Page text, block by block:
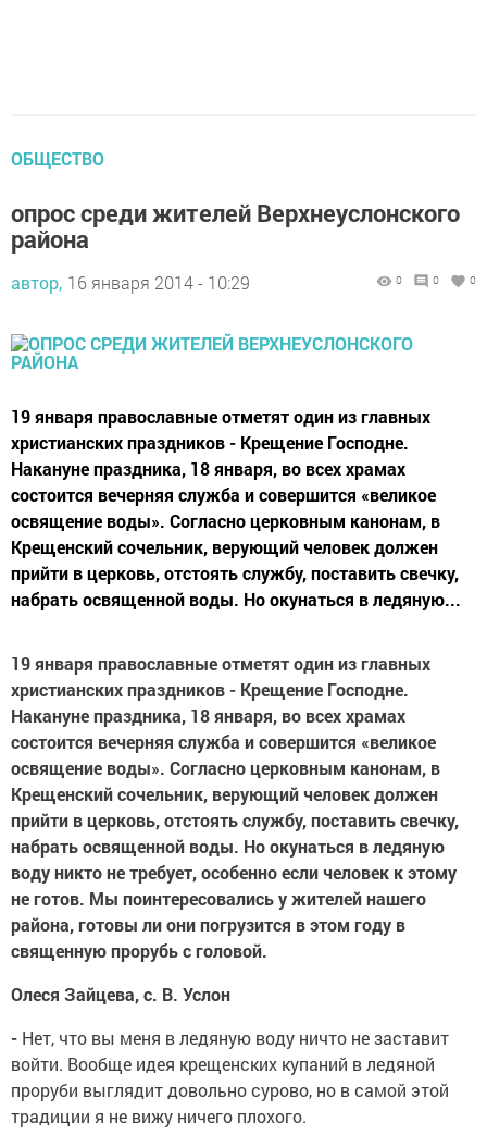
ОБЩЕСТВО
опрос среди жителей Верхнеуслонского
района
автор, 16 января 2014 - 10:29 0 0 0
19 января православные отметят один из главных
христианских праздников - Крещение Господне.
Накануне праздника, 18 января, во всех храмах
состоится вечерняя служба и совершится «великое
освящение воды». Согласно церковным канонам, в
Крещенский сочельник, верующий человек должен
прийти в церковь, отстоять службу, поставить свечку,
набрать освященной воды. Но окунаться в ледяную...
19 января православные отметят один из главных
христианских праздников - Крещение Господне.
Накануне праздника, 18 января, во всех храмах
состоится вечерняя служба и совершится «великое
освящение воды». Согласно церковным канонам, в
Крещенский сочельник, верующий человек должен
прийти в церковь, отстоять службу, поставить свечку,
набрать освященной воды. Но окунаться в ледяную
воду никто не требует, особенно если человек к этому
не готов. Мы поинтересовались у жителей нашего
района, готовы ли они погрузится в этом году в
священную прорубь с головой.
Олеся Зайцева, с. В. Услон
- Нет, что вы меня в ледяную воду ничто не заставит
войти. Вообще идея крещенских купаний в ледяной
проруби выглядит довольно сурово, но в самой этой
традиции я не вижу ничего плохого.